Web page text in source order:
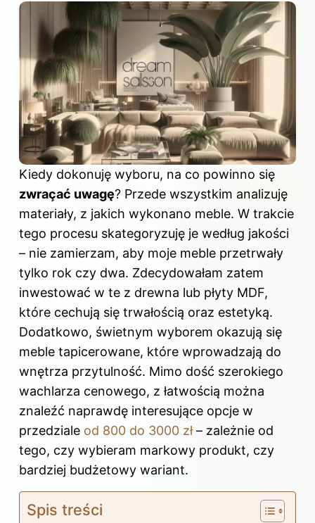
Kiedy dokonuję wyboru, na co powinno się
zwraçać uwagę? Przede wszystkim analizuję
materiały, z jakich wykonano meble. W trakcie
tego procesu skategoryzuję je według jakości
– nie zamierzam, aby moje meble przetrwały
tylko rok czy dwa. Zdecydowałam zatem
inwestować w te z drewna lub płyty MDF,
które cechują się trwałością oraz estetyką.
Dodatkowo, świetnym wyborem okazują się
meble tapicerowane, które wprowadzają do
wnętrza przytulność. Mimo dość szerokiego
wachlarza cenowego, z łatwością można
znaleźć naprawdę interesujące opcje w
przedziale od 800 do 3000 zł– zależnie od
tego, czy wybieram markowy produkt, czy
bardziej budżetowy wariant.
Spis treści